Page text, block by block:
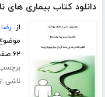
دانلود کتاب بیماری
از:
۶۲ صفحه
ناشی